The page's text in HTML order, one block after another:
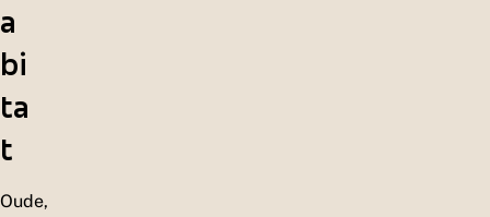
a
bi
ta
t
Oude,